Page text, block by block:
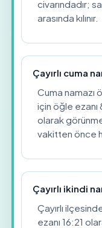
civarındadır;
arasında kılınır.
Çayırlı cuma
Cuma namazı
için öğle
olarak
vakitten önce
Çayırlı ikindi
Çayırlı
ezanı 16:21